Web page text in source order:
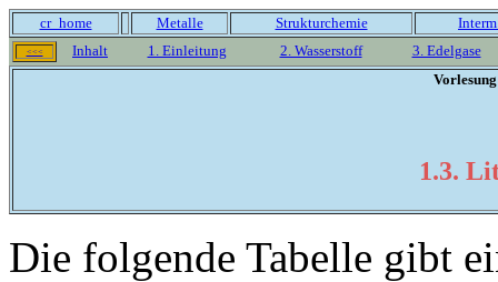
cr_home Metalle Strukturchemie
<<< Inhalt 1. Einleitung 2. Wasserstoff
3. Edelgase
Vorlesung
1.3.
Die folgende Tabelle gibt